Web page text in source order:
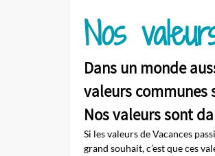
Nos
Dans un monde
valeurs communes
Nos valeurs sont
Si les valeurs de Vacances
grand souhait, c’est que ces